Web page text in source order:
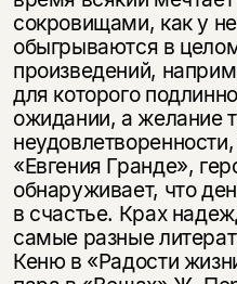
сокровищами, как у
обыгрываются в
произведений,
для которого
ожидании, а желание
«Евгения Гранде»,
обнаруживает, что
в счастье. Крах
самые разные
Кеню в «Радости